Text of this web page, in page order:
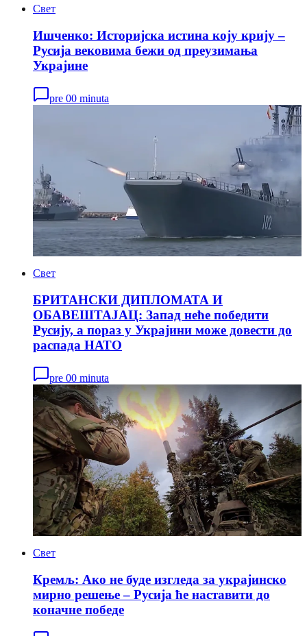
Свет
Ишченко: Историјска истина коју крију –
Русија вековима бежи од преузимања
Украјине
pre 00 minuta
Свет
БРИТАНСКИ ДИПЛОМАТА И
ОБАВЕШТАЈАЦ: Запад неће победити
Русију, а пораз у Украјини може довести до
распада НАТО
pre 00 minuta
Свет
Кремљ: Ако не буде изгледа за украјинско
мирно решење – Русија ће наставити до
коначне победе